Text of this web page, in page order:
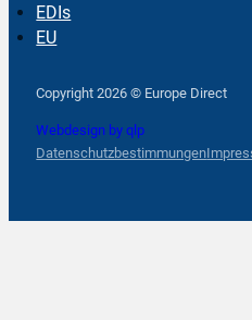
EDIs
EU
Copyright 2026 © Europe Direct
Webdesign by qlp
Datenschutzbestimmungen